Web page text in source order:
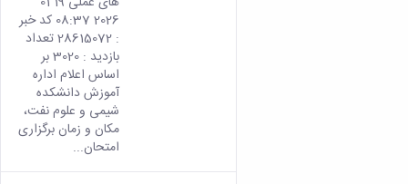
2026 08:37 کد خبر
: 28615072 تعداد
بازدید : 3020 بر
اساس اعلام اداره
آموزش دانشکده
شیمی و علوم نفت،
مکان و زمان برگزاری
امتحان...